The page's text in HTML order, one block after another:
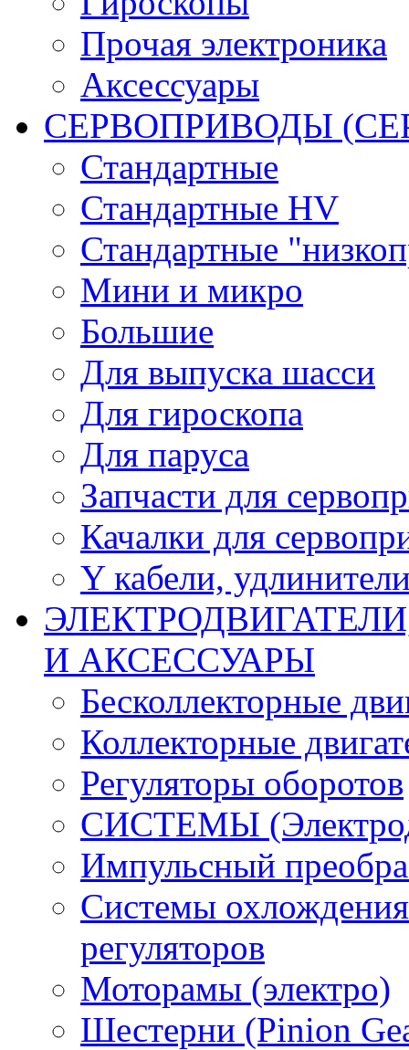
Прочая электроника
Аксессуары
СЕРВОПРИВОДЫ
Стандартные
Стандартные HV
Стандартные
Мини и микро
Большие
Для выпуска шасси
Для гироскопа
Для паруса
Запчасти для
Качалки для
Y кабели,
И АКСЕССУАРЫ
Бесколлекторные
Коллекторные
Регуляторы оборотов
СИСТЕМЫ
Импульсный
Системы охлождения
регуляторов
Моторамы (электро)
Шестерни (Pinion